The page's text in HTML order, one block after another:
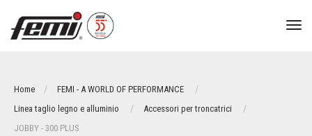
Home
FEMI - A WORLD OF PERFORMANCE
Linea taglio legno e alluminio
Accessori per troncatrici
JOBBY - 300 PLUS